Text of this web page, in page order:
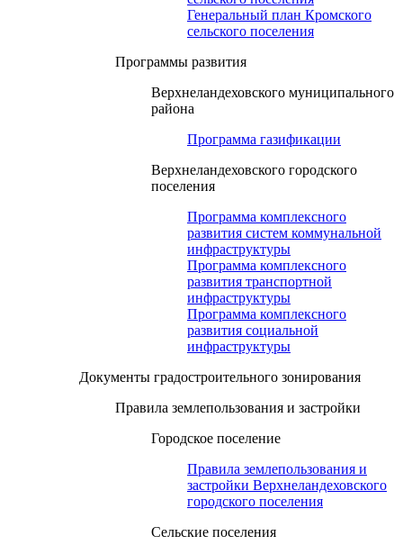
Генеральный план Кромского
сельского поселения
Программы развития
Верхнеландеховского муниципального
района
Программа газификации
Верхнеландеховского городского
поселения
Программа комплексного
развития систем коммунальной
инфраструктуры
Программа комплексного
развития транспортной
инфраструктуры
Программа комплексного
развития социальной
инфраструктуры
Документы градостроительного зонирования
Правила землепользования и застройки
Городское поселение
Правила землепользования и
застройки Верхнеландеховского
городского поселения
Сельские поселения